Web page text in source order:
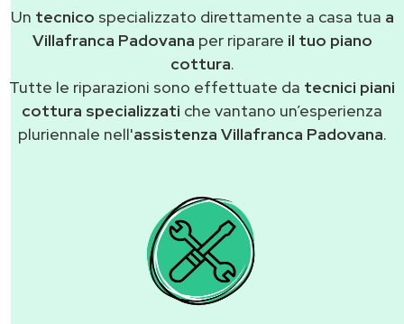
Un tecnico specializzato direttamente a casa tua a
Villafranca Padovana per riparare il tuo piano
cottura.
Tutte le riparazioni sono effettuate da tecnici piani
cottura specializzati che vantano un’esperienza
pluriennale nell'assistenza Villafranca Padovana.